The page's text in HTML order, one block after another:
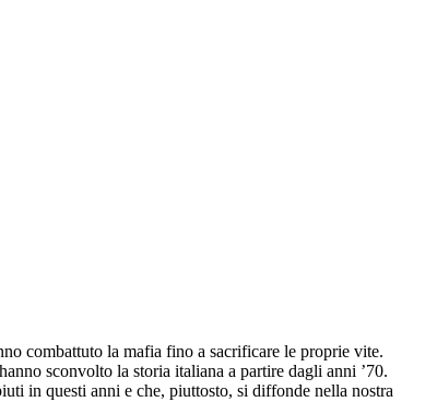
combattuto la mafia fino a sacrificare le proprie vite.
sconvolto la storia italiana a partire dagli anni ’70.
in questi anni e che, piuttosto, si diffonde nella nostra